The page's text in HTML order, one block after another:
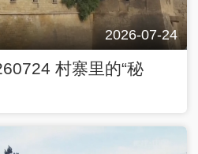
2026-07-24
村寨里的“秘